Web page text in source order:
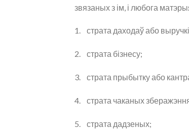
звязаных з ім, і любога
1. страта даходаў або
2. страта бізнесу;
3. страта прыбытку або
4. страта чаканых
5. страта дадзеных;